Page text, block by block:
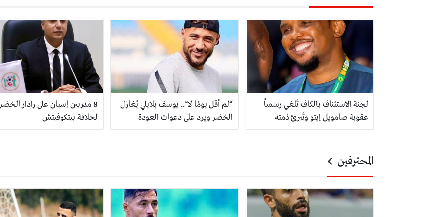
لجنة الاستئناف بالكاف تُلغي رسمياً
عقوبة صامويل إيتو وتُبرئ ذمته
“لم أقل يومًا لا”.. يوسف بلايلي يُغازل
الخضر ويرد على دعوات العودة
8 مدربين إسبان على رادار الخضر
لخلافة بيتكوفيتش
المحترفين